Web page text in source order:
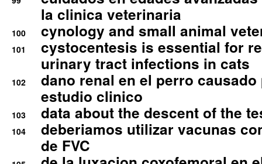
la clinica veterinaria
100 cynology and small animal
101
cystocentesis is essential for
urinary tract infections in cats
102
dano renal en el perro
estudio clinico
103 data about the descent of the
104
deberiamos utilizar vacunas
de FVC